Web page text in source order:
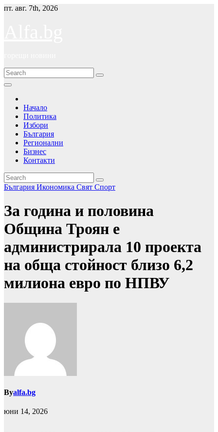
Skip
пт. авг. 7th, 2026
Начало
Политика
Избори
България
Регионални
Бизнес
Контакти
България Икономика Свят Спорт
За година и половина
Община Троян е
администрирала 10 проекта
на обща стойност близо 6,2
милиона евро по НПВУ
Byalfa.bg
юни 14, 2026